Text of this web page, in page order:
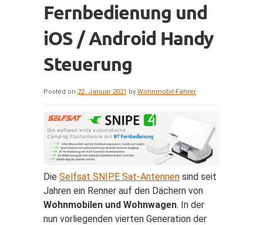
Fernbedienung und
iOS / Android Handy
Steuerung
Posted on 22. Januar 2021 by Wohnmobil-Fahrer
Die Selfsat SNIPE Sat-Antennen sind seit
Jahren ein Renner auf den Dächern von
Wohnmobilen und Wohnwagen. In der
nun vorliegenden vierten Generation der